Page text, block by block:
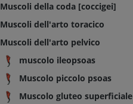
Muscoli della coda [coccigei]
Muscoli dell'arto toracico
Muscoli dell'arto pelvico
muscolo ileopsoas
Muscolo piccolo psoas
Muscolo gluteo superficiale